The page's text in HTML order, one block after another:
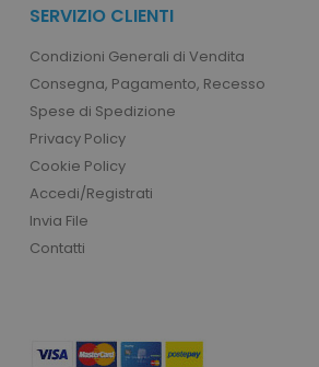
SERVIZIO CLIENTI
Condizioni Generali di Vendita
Consegna, Pagamento, Recesso
Spese di Spedizione
Privacy Policy
Cookie Policy
Accedi/Registrati
Invia File
Contatti
recently_viewed_product_previous
recently_compared_product
Google Privacy Policy